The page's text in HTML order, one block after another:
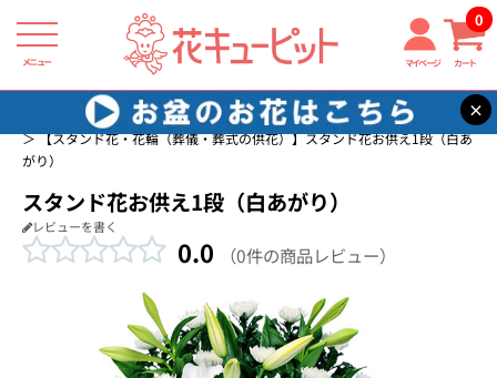
メニュー マイページ カート
0
×
花キューピット スタンド花
スタンド花・花輪（葬儀・葬式の供花）
【スタンド花・花輪（葬儀・葬式の供花）】スタンド花お供え1段（白あ
がり）
スタンド花お供え1段（白あがり）
レビューを書く
0.0 （0件の商品レビュー）